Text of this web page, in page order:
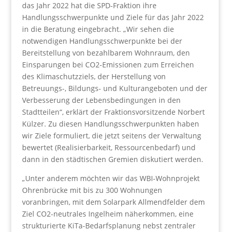
das Jahr 2022 hat die SPD-Fraktion ihre
Handlungsschwerpunkte und Ziele für das Jahr 2022
in die Beratung eingebracht. „Wir sehen die
notwendigen Handlungsschwerpunkte bei der
Bereitstellung von bezahlbarem Wohnraum, den
Einsparungen bei CO2-Emissionen zum Erreichen
des Klimaschutzziels, der Herstellung von
Betreuungs-, Bildungs- und Kulturangeboten und der
Verbesserung der Lebensbedingungen in den
Stadtteilen“, erklärt der Fraktionsvorsitzende Norbert
Külzer. Zu diesen Handlungsschwerpunkten haben
wir Ziele formuliert, die jetzt seitens der Verwaltung
bewertet (Realisierbarkeit, Ressourcenbedarf) und
dann in den städtischen Gremien diskutiert werden.
„Unter anderem möchten wir das WBI-Wohnprojekt
Ohrenbrücke mit bis zu 300 Wohnungen
voranbringen, mit dem Solarpark Allmendfelder dem
Ziel CO2-neutrales Ingelheim näherkommen, eine
strukturierte KiTa-Bedarfsplanung nebst zentraler